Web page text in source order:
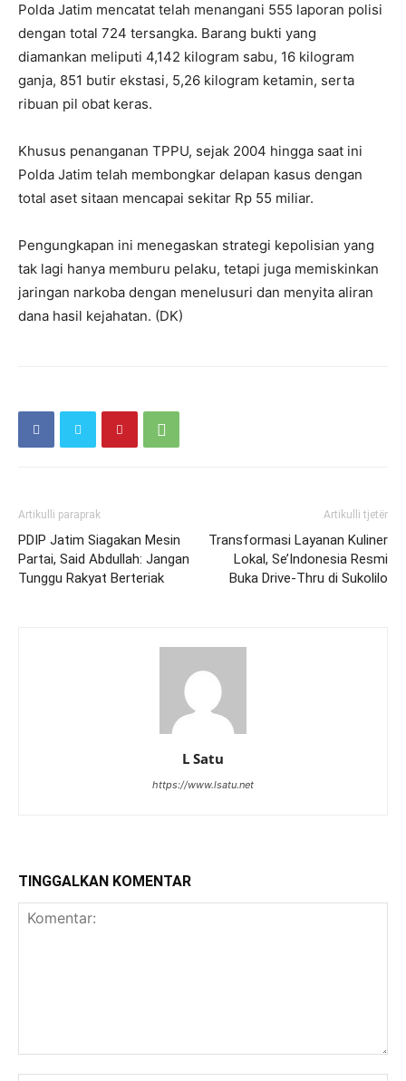
Polda Jatim mencatat telah menangani 555 laporan polisi
dengan total 724 tersangka. Barang bukti yang
diamankan meliputi 4,142 kilogram sabu, 16 kilogram
ganja, 851 butir ekstasi, 5,26 kilogram ketamin, serta
ribuan pil obat keras.
Khusus penanganan TPPU, sejak 2004 hingga saat ini
Polda Jatim telah membongkar delapan kasus dengan
total aset sitaan mencapai sekitar Rp 55 miliar.
Pengungkapan ini menegaskan strategi kepolisian yang
tak lagi hanya memburu pelaku, tetapi juga memiskinkan
jaringan narkoba dengan menelusuri dan menyita aliran
dana hasil kejahatan. (DK)
Artikulli paraprak
PDIP Jatim Siagakan Mesin
Partai, Said Abdullah: Jangan
Tunggu Rakyat Berteriak
Artikulli tjetër
Transformasi Layanan Kuliner
Lokal, Se’Indonesia Resmi
Buka Drive-Thru di Sukolilo
L Satu
https://www.lsatu.net
TINGGALKAN KOMENTAR